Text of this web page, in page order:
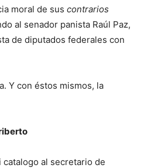
moral de sus contrarios
al senador panista Raúl Paz,
de diputados federales con
Y con éstos mismos, la
al secretario de